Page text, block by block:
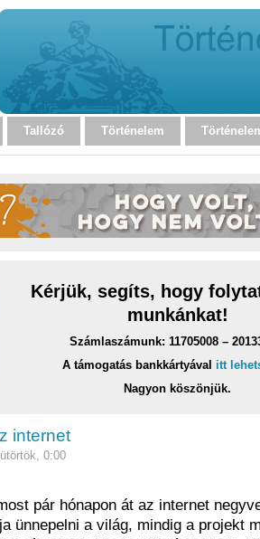
Tallózó Történelem
Kérjük, segíts, hogy
munkánkat!
Számlaszámunk: 11705008 –
A támogatás bankkártyával itt
Nagyon köszönjük.
internet
0:00
pár hónapon át az internet
ünnepelni a világ, mindig a projekt